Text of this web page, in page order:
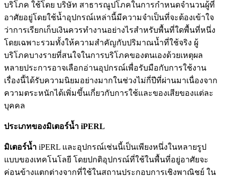
บริโภค ใช้โดย บริษัท สาธารณูปโภคในการกำหนดจำนวนผู้ที่
อาศัยอยู่โดยใช้น้ำอุปกรณ์เหล่านี้มีความจำเป็นที่จะต้องเข้าใจ
ว่าการเรียกเก็บเงินควรทำงานอย่างไรสำหรับพื้นที่ใดพื้นที่หนึ่ง
โดยเฉพาะรวมทั้งให้ความสำคัญกับปริมาณน้ำที่ใช้จริง ผู้
บริโภคบางรายที่สนใจในการบริโภคของตนเองด้วยเหตุผล
หลายประการอาจเลือกอ่านอุปกรณ์เพื่อรับมือกับการใช้งาน
เรื่องนี้ได้รับความนิยมอย่างมากในช่วงไม่กี่ปีที่ผ่านมาเนื่องจาก
ความตระหนักได้เพิ่มขึ้นเกี่ยวกับการใช้และของเสียของแต่ละ
บุคคล
ประเภทของมิเตอร์น้ำ iPERL
มิเตอร์น้ำ iPERL และอุปกรณ์เช่นนี้เป็นเพียงหนึ่งในหลายรูป
แบบของเทคโนโลยี โดยปกติอุปกรณ์ที่ใช้ในพื้นที่อยู่อาศัยจะ
ค่อนข้างแตกต่างจากที่ใช้ในสถานประกอบการเชิงพาณิชย์ ใน